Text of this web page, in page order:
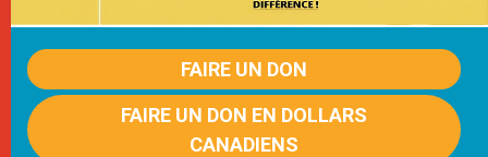
FAIRE UN DON
FAIRE UN DON EN DOLLARS
CANADIENS